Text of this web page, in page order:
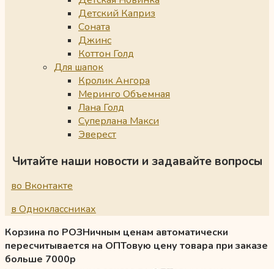
Детский Каприз
Соната
Джинс
Коттон Голд
Для шапок
Кролик Ангора
Меринго Объемная
Лана Голд
Суперлана Макси
Эверест
Читайте наши новости и задавайте вопросы
во Вконтакте
в Одноклассниках
Корзина по РОЗНичным ценам автоматически
пересчитывается на ОПТовую цену товара при заказе
больше 7000р